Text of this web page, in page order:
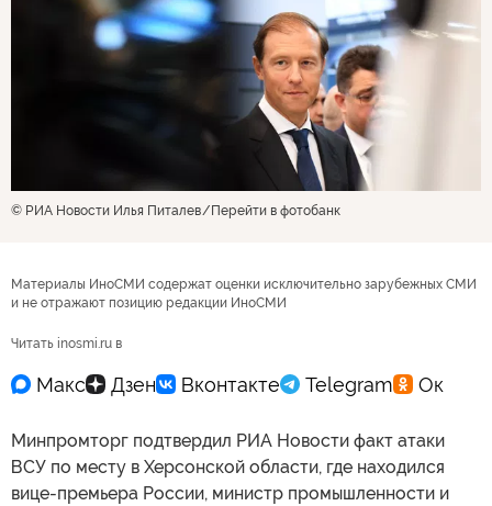
© РИА Новости Илья Питалев Перейти в фотобанк
Материалы ИноСМИ содержат оценки исключительно зарубежных СМИ
и не отражают позицию редакции ИноСМИ
Читать inosmi.ru в
Минпромторг подтвердил РИА Новости факт атаки
ВСУ по месту в Херсонской области, где находился
вице-премьера России, министр промышленности и